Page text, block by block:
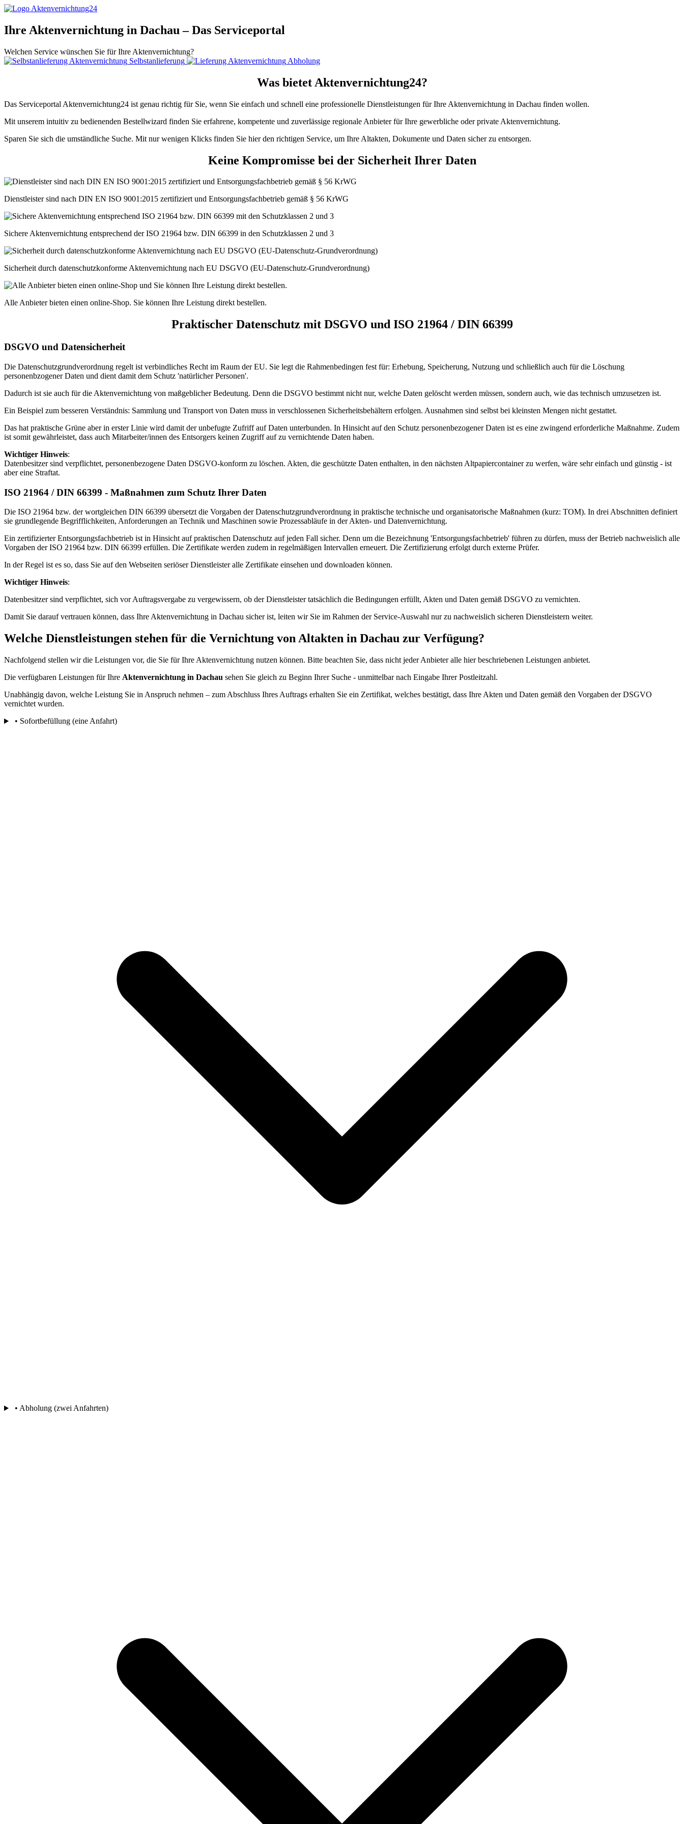
Ihre Aktenvernichtung in Dachau – Das Serviceportal
Welchen Service wünschen Sie für Ihre Aktenvernichtung?
Selbstanlieferung
Abholung
Was bietet Aktenvernichtung24?
Das Serviceportal Aktenvernichtung24 ist genau richtig für Sie, wenn Sie einfach und schnell eine professionelle Dienstleistungen für Ihre Aktenvernichtung in Dachau finden wollen.
Mit unserem intuitiv zu bedienenden Bestellwizard finden Sie erfahrene, kompetente und zuverlässige regionale Anbieter für Ihre gewerbliche oder private Aktenvernichtung.
Sparen Sie sich die umständliche Suche. Mit nur wenigen Klicks finden Sie hier den richtigen Service, um Ihre Altakten, Dokumente und Daten sicher zu entsorgen.
Keine Kompromisse bei der Sicherheit Ihrer Daten
Dienstleister sind nach DIN EN ISO 9001:2015 zertifiziert und Entsorgungsfachbetrieb gemäß § 56 KrWG
Sichere Aktenvernichtung entsprechend der ISO 21964 bzw. DIN 66399 in den Schutzklassen 2 und 3
Sicherheit durch datenschutzkonforme Aktenvernichtung nach EU DSGVO (EU-Datenschutz-Grundverordnung)
Alle Anbieter bieten einen online-Shop. Sie können Ihre Leistung direkt bestellen.
Praktischer Datenschutz mit DSGVO und ISO 21964 / DIN 66399
DSGVO und Datensicherheit
Die Datenschutzgrundverordnung regelt ist verbindliches Recht im Raum der EU. Sie legt die Rahmenbedingen fest für: Erhebung, Speicherung, Nutzung und schließlich auch für die Löschung
personenbzogener Daten und dient damit dem Schutz 'natürlicher Personen'.
Dadurch ist sie auch für die Aktenvernichtung von maßgeblicher Bedeutung. Denn die DSGVO bestimmt nicht nur, welche Daten gelöscht werden müssen, sondern auch, wie das technisch umzusetzen ist.
Ein Beispiel zum besseren Verständnis: Sammlung und Transport von Daten muss in verschlossenen Sicherheitsbehältern erfolgen. Ausnahmen sind selbst bei kleinsten Mengen nicht gestattet.
Das hat praktische Grüne aber in erster Linie wird damit der unbefugte Zufriff auf Daten unterbunden. In Hinsicht auf den Schutz personenbezogener Daten ist es eine zwingend erforderliche Maßnahme. Zudem
ist somit gewährleistet, dass auch Mitarbeiter/innen des Entsorgers keinen Zugriff auf zu vernichtende Daten haben.
Wichtiger Hinweis:
Datenbesitzer sind verpflichtet, personenbezogene Daten DSGVO-konform zu löschen. Akten, die geschützte Daten enthalten, in den nächsten Altpapiercontainer zu werfen, wäre sehr einfach und günstig - ist
aber eine Straftat.
ISO 21964 / DIN 66399 - Maßnahmen zum Schutz Ihrer Daten
Die ISO 21964 bzw. der wortgleichen DIN 66399 übersetzt die Vorgaben der Datenschutzgrundverordnung in praktische technische und organisatorische Maßnahmen (kurz: TOM). In drei Abschnitten definiert
sie grundlegende Begrifflichkeiten, Anforderungen an Technik und Maschinen sowie Prozessabläufe in der Akten- und Datenvernichtung.
Ein zertifizierter Entsorgungsfachbetrieb ist in Hinsicht auf praktischen Datenschutz auf jeden Fall sicher. Denn um die Bezeichnung 'Entsorgungsfachbetrieb' führen zu dürfen, muss der Betrieb nachweislich alle
Vorgaben der ISO 21964 bzw. DIN 66399 erfüllen. Die Zertifikate werden zudem in regelmäßigen Intervallen erneuert. Die Zertifizierung erfolgt durch externe Prüfer.
In der Regel ist es so, dass Sie auf den Webseiten seriöser Dienstleister alle Zertifikate einsehen und downloaden können.
Wichtiger Hinweis:
Datenbesitzer sind verpflichtet, sich vor Auftragsvergabe zu vergewissern, ob der Dienstleister tatsächlich die Bedingungen erfüllt, Akten und Daten gemäß DSGVO zu vernichten.
Damit Sie darauf vertrauen können, dass Ihre Aktenvernichtung in Dachau sicher ist, leiten wir Sie im Rahmen der Service-Auswahl nur zu nachweislich sicheren Dienstleistern weiter.
Welche Dienstleistungen stehen für die Vernichtung von Altakten in Dachau zur Verfügung?
Nachfolgend stellen wir die Leistungen vor, die Sie für Ihre Aktenvernichtung nutzen können. Bitte beachten Sie, dass nicht jeder Anbieter alle hier beschriebenen Leistungen anbietet.
Die verfügbaren Leistungen für Ihre Aktenvernichtung in Dachau sehen Sie gleich zu Beginn Ihrer Suche - unmittelbar nach Eingabe Ihrer Postleitzahl.
Unabhängig davon, welche Leistung Sie in Anspruch nehmen – zum Abschluss Ihres Auftrags erhalten Sie ein Zertifikat, welches bestätigt, dass Ihre Akten und Daten gemäß den Vorgaben der DSGVO
vernichtet wurden.
• Sofortbefüllung (eine Anfahrt)
• Abholung (zwei Anfahrten)